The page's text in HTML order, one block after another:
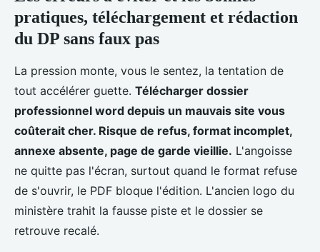
pratiques, téléchargement et rédaction
du DP sans faux pas
La pression monte, vous le sentez, la tentation de
tout accélérer guette. Télécharger dossier
professionnel word depuis un mauvais site vous
coûterait cher. Risque de refus, format incomplet,
annexe absente, page de garde vieillie. L'angoisse
ne quitte pas l'écran, surtout quand le format refuse
de s'ouvrir, le PDF bloque l'édition. L'ancien logo du
ministère trahit la fausse piste et le dossier se
retrouve recalé.